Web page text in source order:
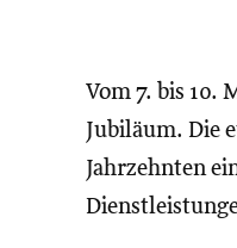
Vom 7. bis 10.
Jubiläum. Die
Jahrzehnten